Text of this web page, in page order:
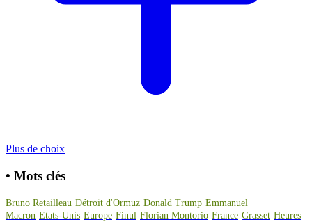
Plus de choix
• Mots clés
Bruno Retailleau Détroit d'Ormuz Donald Trump Emmanuel
Macron Etats-Unis Europe Finul Florian Montorio France Grasset Heures